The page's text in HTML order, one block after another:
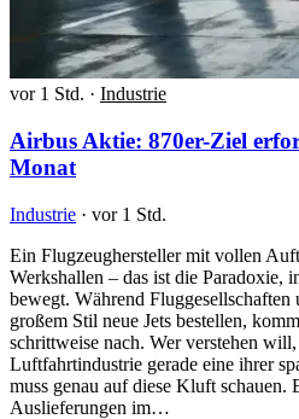
vor 1 Std. · Industrie
Airbus Aktie: 870er-Ziel
Monat
Industrie · vor 1 Std.
Ein Flugzeughersteller mit vollen
Werkshallen – das ist die Paradoxie,
bewegt. Während
großem Stil neue Jets bestellen,
schrittweise nach. Wer verstehen
Luftfahrtindustrie gerade eine ihrer
muss genau auf diese Kluft schauen.
Auslieferungen im…